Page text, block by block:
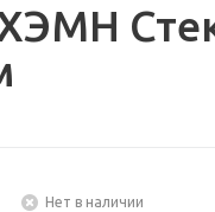
Нет в наличии